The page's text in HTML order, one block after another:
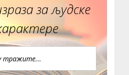
за људске